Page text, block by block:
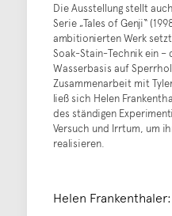
Die Ausstellung stellt
Serie „Tales of Genji“
ambitionierten Werk
Soak-Stain-Technik ein
Wasserbasis auf
Zusammenarbeit mit
ließ sich Helen
des ständigen
Versuch und Irrtum, um
realisieren.
Helen